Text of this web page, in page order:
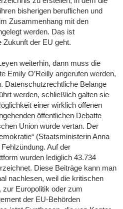
bisherigen beruflichen und
Zusammenhang mit den
werden. Das ist
Zukunft der EU geht.
weiterhin, dann muss die
Emily O’Reilly angerufen werden,
Datenschutzrechtliche Belange
werden, schließlich galten sie
einer wirklich offenen
öffentlichen Debatte
Union wurde vertan. Der
(Staatsministerin Anna
Auf der
wurden lediglich 43.734
Diese Beiträge kann man
nachlesen, weil die kritischen
zur Europolitik oder zum
der EU-Behörden